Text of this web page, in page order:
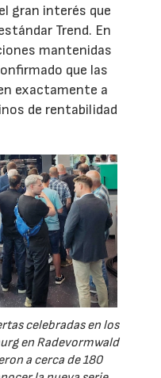
gran interés que
Trend. En
mantenidas
que las
exactamente a
de rentabilidad
celebradas en los
en Radevormwald
a cerca de 180